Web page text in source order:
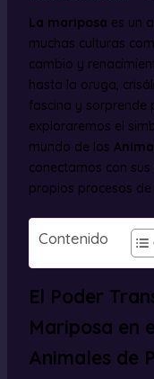
La mariposa es un
muchas culturas
cambio y
hasta la oruga,
fascina y sorprende
exploraremos el
mundo de los
conectarnos con
propios procesos
Contenido
El Poder
Mariposa en
Animales de